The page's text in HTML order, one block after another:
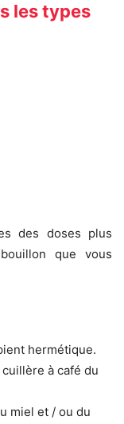
les types
des doses plus
que vous
hermétique.
à café du
miel et / ou du